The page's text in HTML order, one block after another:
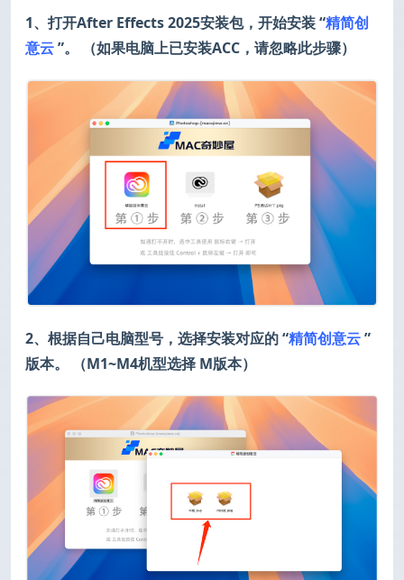
1、打开After Effects 2025安装包，开始安装 “精简创
意云”。 （如果电脑上已安装ACC，请忽略此步骤）
2、根据自己电脑型号，选择安装对应的 “精简创意云”
版本。 （M1~M4机型选择 M版本）